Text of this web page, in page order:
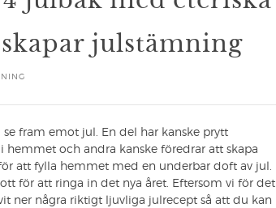
julstämning
fram emot jul. En del har kanske prytt
och andra kanske föredrar att skapa
att fylla hemmet med en underbar doft av jul.
för att ringa in det nya året. Eftersom vi för det
ner några riktigt ljuvliga julrecept så att du kan